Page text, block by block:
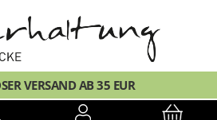
VERSAND AB 35 EUR